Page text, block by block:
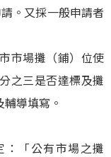
。又採一般申請者
市場攤（鋪）位使
之三是否達標及攤
導填寫。
：「公有市場之攤